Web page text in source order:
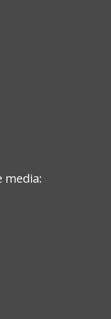
media: